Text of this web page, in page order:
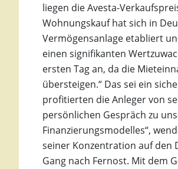
liegen die Avesta-
Wohnungskauf hat sich in
Vermögensanlage etabliert
einen signifikanten
ersten Tag an, da die
übersteigen.“ Das sei ein
profitierten die Anleger von
persönlichen Gespräch zu
Finanzierungsmodelles“,
seiner Konzentration auf
Gang nach Fernost. Mit dem